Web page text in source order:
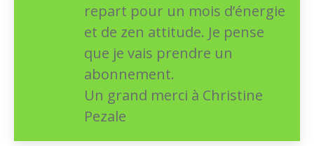
repart pour un mois d’énergie
et de zen attitude. Je pense
que je vais prendre un
abonnement.
Un grand merci à Christine
Pezale